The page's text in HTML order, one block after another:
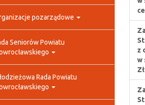
pozarządowe
Seniorów Powiatu
Rada Powiatu
z
w